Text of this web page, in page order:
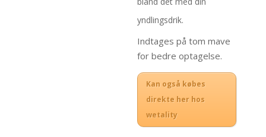
yndlingsdrik.
Indtages på tom mave
for bedre optagelse.
Kan også købes
direkte her hos
wetality